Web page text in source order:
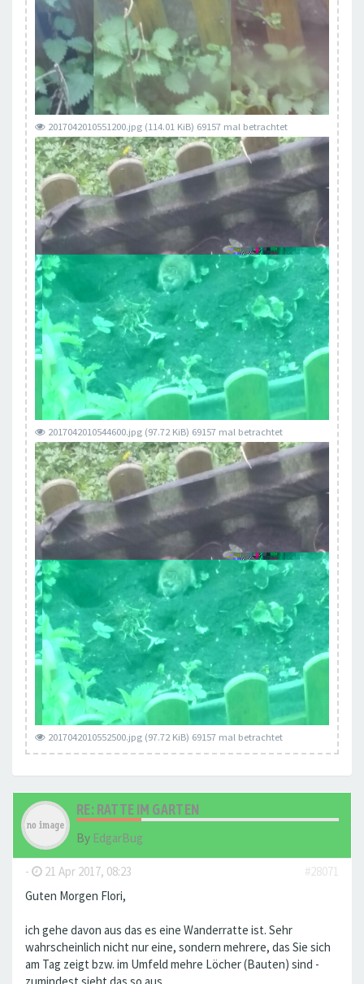
2017042010551200.jpg (114.01 KiB) 69157 mal betrachtet
2017042010544600.jpg (97.72 KiB) 69157 mal betrachtet
2017042010552500.jpg (97.72 KiB) 69157 mal betrachtet
RE: RATTE IM GARTEN
By EdgarBug
- 21 Apr 2017, 08:23
#28071
Guten Morgen Flori,
ich gehe davon aus das es eine Wanderratte ist. Sehr
wahrscheinlich nicht nur eine, sondern mehrere, das Sie sich
am Tag zeigt bzw. im Umfeld mehre Löcher (Bauten) sind -